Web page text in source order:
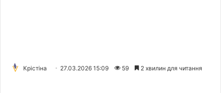
Крістіна 27.03.2026 15:09 59 2 хвилин для читання